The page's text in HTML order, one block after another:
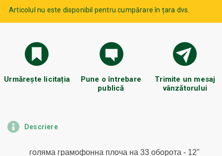
Articolul nu este disponibil pentru cumpărare în țara dvs.
Urmărește licitația
Pune o întrebare
publică
Trimite un mesaj
vânzătorului
Descriere